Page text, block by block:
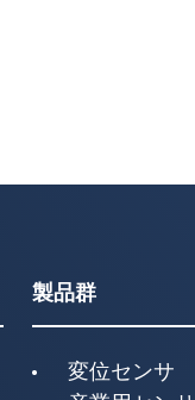
製品群
変位センサ